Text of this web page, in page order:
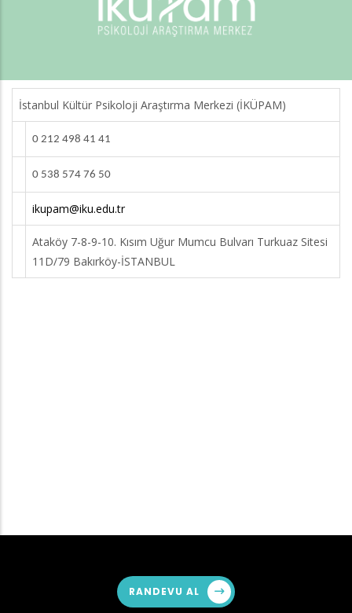
İstanbul Kültür Psikoloji Araştırma Merkezi (İKÜPAM)
0 212 498 41 41
0 538 574 76 50
ikupam@iku.edu.tr
Ataköy 7-8-9-10. Kısım Uğur Mumcu Bulvarı Turkuaz Sitesi
11D/79 Bakırköy-İSTANBUL
RANDEVU AL